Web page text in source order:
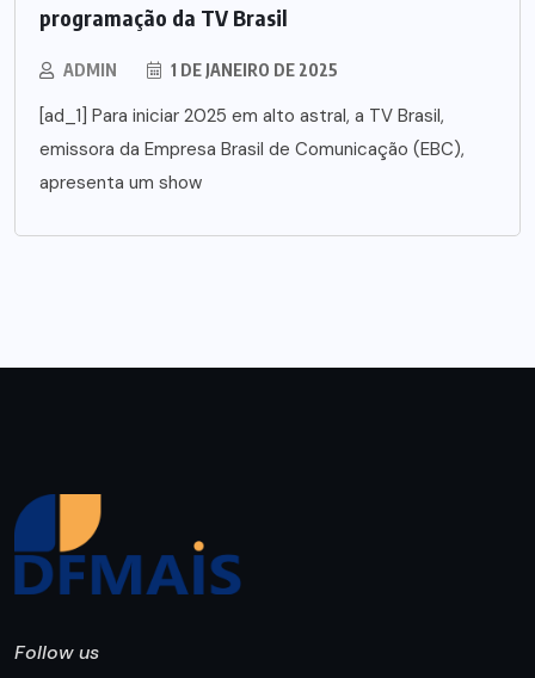
programação da TV Brasil
ADMIN 1 DE JANEIRO DE 2025
[ad_1] Para iniciar 2025 em alto astral, a TV Brasil,
emissora da Empresa Brasil de Comunicação (EBC),
apresenta um show
Follow us